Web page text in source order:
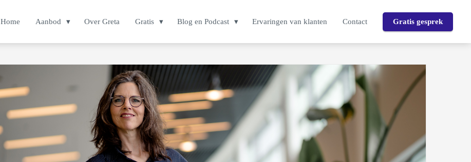
Home Aanbod Over Greta Gratis Blog en Podcast Ervaringen van klanten Contact Gratis gesprek